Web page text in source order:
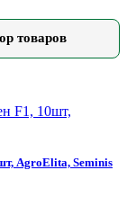
товаров
AgroElita, Seminis